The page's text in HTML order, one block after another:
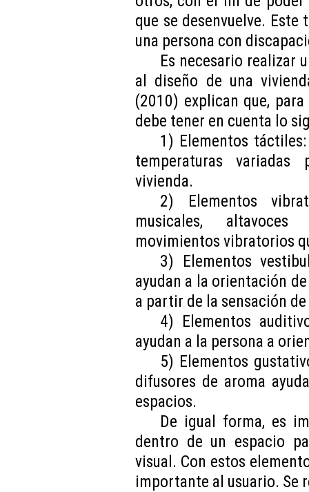
que se desenvuelve.
una persona con
Es necesario realizar
al diseño de una
(2010) explican que,
debe tener en cuenta lo
1) Elementos
temperaturas
vivienda.
2) Elementos
musicales,
movimientos vibratorios
3) Elementos
ayudan a la orientación
a partir de la sensación
4) Elementos
ayudan a la persona a
5) Elementos
difusores de aroma
espacios.
De igual forma, es
dentro de un espacio
visual. Con estos
importante al usuario. Se